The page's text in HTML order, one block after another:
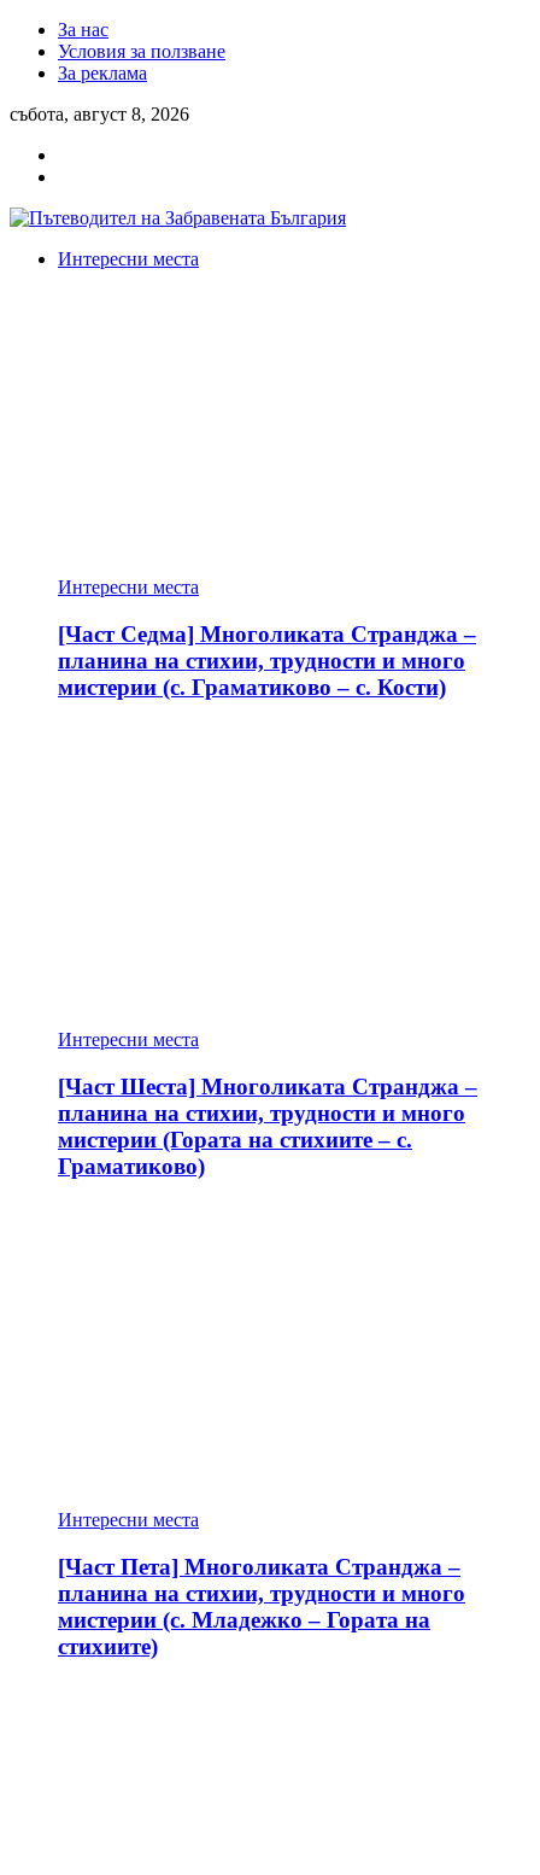
За нас
Условия за ползване
За реклама
събота, август 8, 2026
Интересни места
Интересни места
[Част Седма] Многоликата Странджа –
планина на стихии, трудности и много
мистерии (с. Граматиково – с. Кости)
Интересни места
[Част Шеста] Многоликата Странджа –
планина на стихии, трудности и много
мистерии (Гората на стихиите – с.
Граматиково)
Интересни места
[Част Пета] Многоликата Странджа –
планина на стихии, трудности и много
мистерии (с. Младежко – Гората на
стихиите)